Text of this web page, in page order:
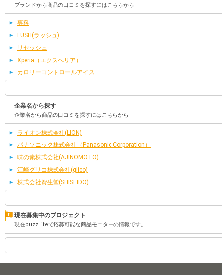
ブランドから商品の口コミを探すにはこちらから
専科
LUSH(ラッシュ)
リセッシュ
Xperia（エクスぺリア）
カロリーコントロールアイス
企業名から探す
企業名から商品の口コミを探すにはこちらから
ライオン株式会社(LION)
パナソニック株式会社（Panasonic Corporation）
味の素株式会社(AJINOMOTO)
江崎グリコ株式会社(glico)
株式会社資生堂(SHISEIDO)
現在募集中のプロジェクト
現在buzzLifeで応募可能な商品モニターの情報です。